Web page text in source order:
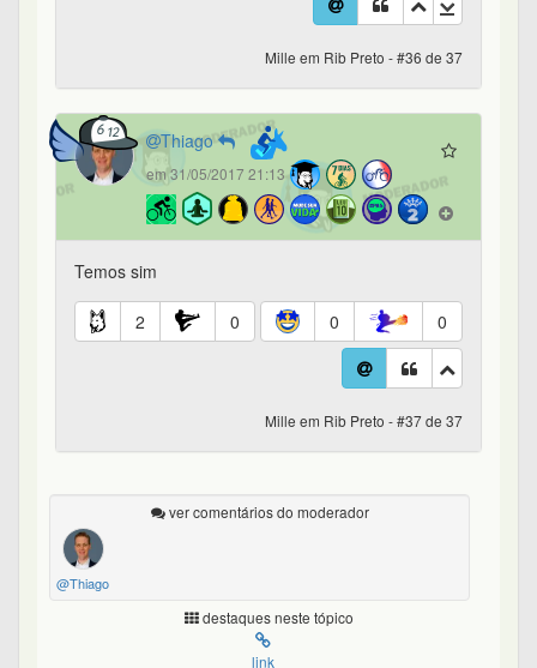
Mille em Rib Preto - #36 de 37
Thiago
em 31/05/2017 21:13
Temos sim
2 0 0 0
Mille em Rib Preto - #37 de 37
ver comentários do moderador
@Thiago
destaques neste tópico
link